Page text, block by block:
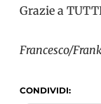
Grazie a
Francesco/
CONDIVIDI: